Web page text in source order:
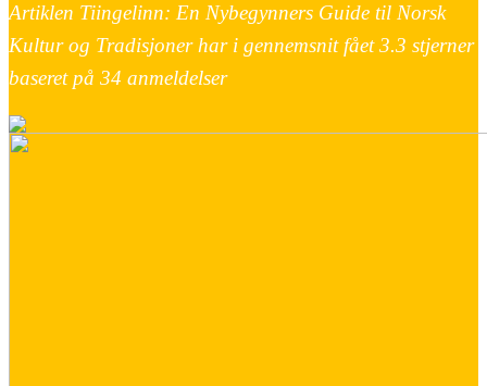
Artiklen Tiingelinn: En Nybegynners Guide til Norsk
Kultur og Tradisjoner har i gennemsnit fået3.3 stjerner
baseret på 34 anmeldelser